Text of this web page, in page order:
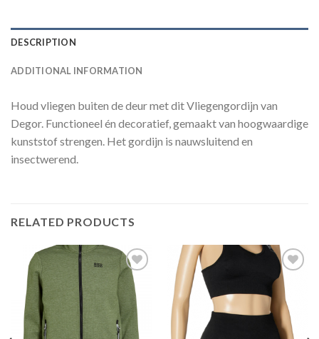
DESCRIPTION
ADDITIONAL INFORMATION
Houd vliegen buiten de deur met dit Vliegengordijn van
Degor. Functioneel én decoratief, gemaakt van hoogwaardige
kunststof strengen. Het gordijn is nauwsluitend en
insectwerend.
RELATED PRODUCTS
Toevoegen
verlanglijst
Toevoegen
aan
verlanglijst